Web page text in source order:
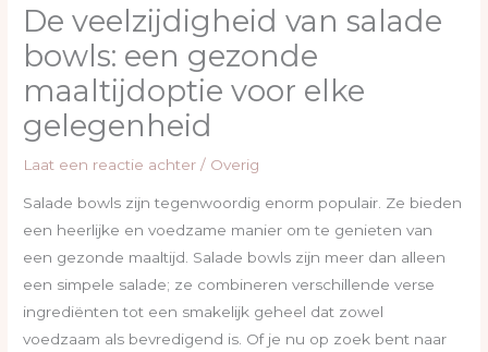
De veelzijdigheid van salade
bowls: een gezonde
maaltijdoptie voor elke
gelegenheid
Laat een reactie achter / Overig
Salade bowls zijn tegenwoordig enorm populair. Ze bieden
een heerlijke en voedzame manier om te genieten van
een gezonde maaltijd. Salade bowls zijn meer dan alleen
een simpele salade; ze combineren verschillende verse
ingrediënten tot een smakelijk geheel dat zowel
voedzaam als bevredigend is. Of je nu op zoek bent naar